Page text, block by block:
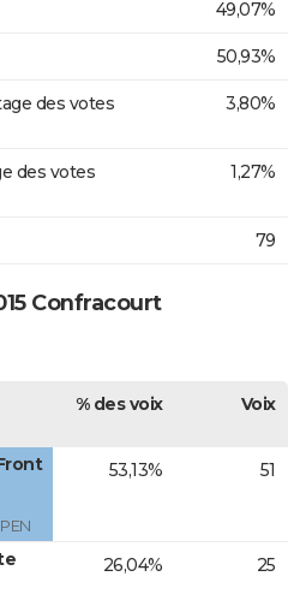
49,07%
50,93%
des votes
3,80%
des votes
1,27%
79
Confracourt
% des voix Voix
53,13% 51
26,04% 25